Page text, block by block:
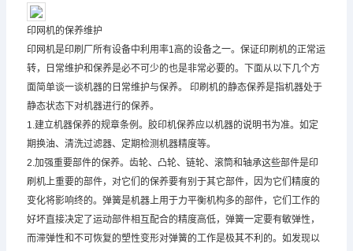
印网机的保养维护
印网机是印刷厂所有设备中利用率1高的设备之一。保证印刷机的正常运
转，日常维护和保养是必不可少的也是非常必要的。下面从以下几个方
面简单谈一谈机器的日常维护与保养。 印刷机的静态保养是指机器处于
静态状态下对机器进行的保养。
1.建立机器保养的规章条例。胶印机保养应以机器的说明书为准。如定
期换油、清洗过滤器、定期检测机器精度等。
2.加强重要部件的保养。齿轮、凸轮、链轮、滚筒和轴承这些部件是印
刷机上重要的部件，对它们的保养要有别于其它部件，因为它们精度的
变化将影响终的。弹簧是机器上用于力平衡机构多的部件，它们工作的
好坏直接决定了运动部件相互配合的精度高低，弹簧一定要有敏弹性，
而滞弹性和不可恢复的塑性变形对弹簧的工作是极其不利的。如发现以